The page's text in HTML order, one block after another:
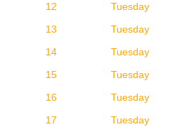
12
Tuesday
13
Tuesday
14
Tuesday
15
Tuesday
16
Tuesday
17
Tuesday